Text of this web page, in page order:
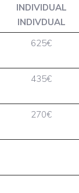
INDIVIDUAL
INDIVDUAL
625€
435€
270€